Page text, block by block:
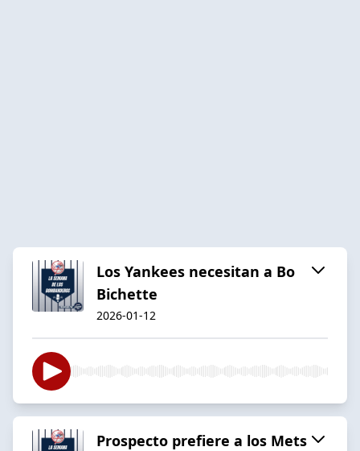
Los Yankees necesitan a Bo
Bichette
2026-01-12
Prospecto prefiere a los Mets